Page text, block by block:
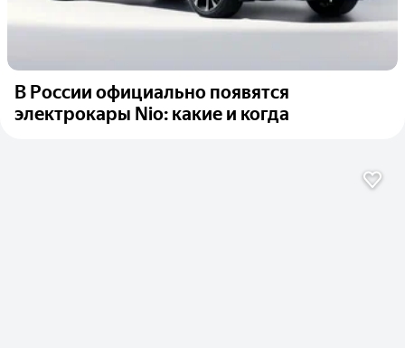
В России официально появятся
электрокары Nio: какие и когда